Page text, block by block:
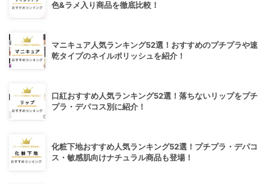
色&ラメ入り商品を徹底比較！
マニキュア人気ランキング52選！おすすめのプチプラや速
乾タイプのネイルポリッシュを紹介！
口紅おすすめ人気ランキング52選！落ちないリップをプチ
プラ・デパコス別に紹介！
化粧下地おすすめ人気ランキング52選！プチプラ・デパコ
ス・敏感肌向けナチュラル商品も登場！